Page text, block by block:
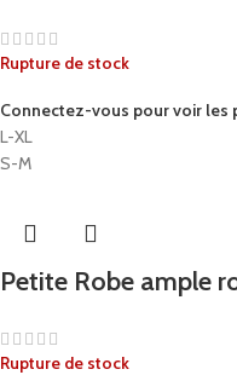
Rupture de stock
Connectez-vous pour voir les
L-XL
S-M
Petite Robe ample
Rupture de stock